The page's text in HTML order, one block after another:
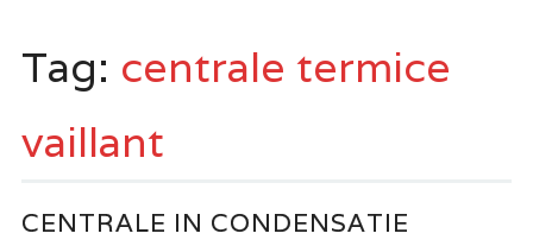
Tag: centrale termice
vaillant
CENTRALE IN CONDENSATIE